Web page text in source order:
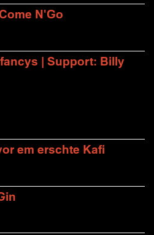
N'Go
| Support: Billy
em erschte Kafi